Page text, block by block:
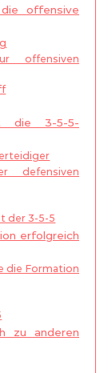
offensive
offensiven
die 3-5-5-
defensiven
der 3-5-5
erfolgreich
die Formation
zu anderen